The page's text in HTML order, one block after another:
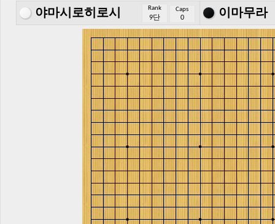
야마시로히로시 Rank
9단
Caps
0 이마무라